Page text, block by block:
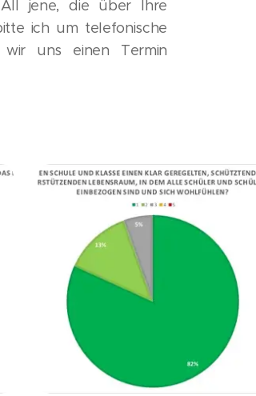
jene, die über Ihre
ich um telefonische
wir uns einen Termin